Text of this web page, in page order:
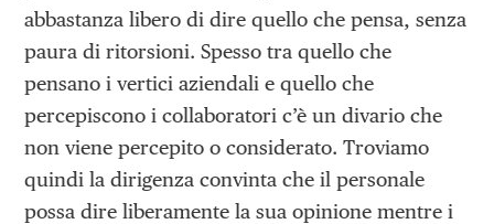
abbastanza libero di dire quello che pensa, senza
paura di ritorsioni. Spesso tra quello che
pensano i vertici aziendali e quello che
percepiscono i collaboratori c’è un divario che
non viene percepito o considerato. Troviamo
quindi la dirigenza convinta che il personale
possa dire liberamente la sua opinione mentre i